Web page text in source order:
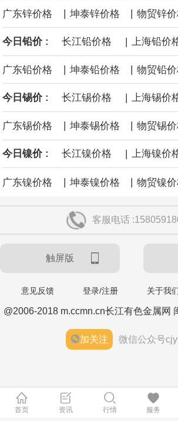
景的线索。StoneX高级分析师马特·辛
海力士：龙仁工厂将生产高带宽内存（
机存取存储器（DRAM）。
广东锌价格 | 坤泰锌价格 | 物贸锌
今日铅价 : 长江铅价格 | 上海铅价
广东铅价格 坤泰铅价格 物贸铅
今日锡价 : 长江锡价格 | 上海锡价
广东锡价格 坤泰锡价格 物贸锡
今日镍价 : 长江镍价格 | 上海镍价
广东镍价格 | 坤泰镍价格 | 物贸镍
客服电话
触屏版
意见反馈 登录/注册 关于我
@2006-2018 m.ccmn.cn长江有色金属网
加关注 微信公众号
首页 资讯 行情 服务